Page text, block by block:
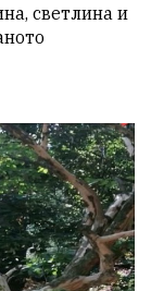
светлина и